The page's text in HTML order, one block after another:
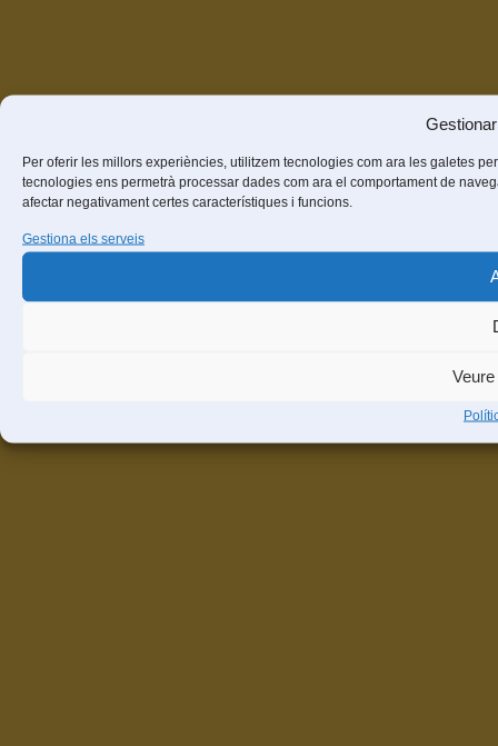
Per oferir les millors experiències, utilitzem tecnologies com ara les galetes
tecnologies ens permetrà processar dades com ara el comportament de
afectar negativament certes característiques i funcions.
Gestiona els serveis